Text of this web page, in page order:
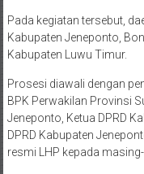
Pada kegiatan tersebut,
Kabupaten Jeneponto,
Kabupaten Luwu Timur.
Prosesi diawali dengan
BPK Perwakilan Provinsi
Jeneponto, Ketua DPRD
DPRD Kabupaten
resmi LHP kepada